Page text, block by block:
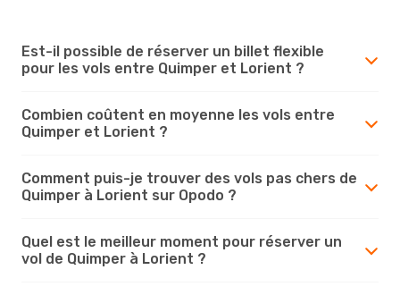
Est-il possible de réserver un billet flexible
pour les vols entre Quimper et Lorient ?
Combien coûtent en moyenne les vols entre
Quimper et Lorient ?
Comment puis-je trouver des vols pas chers de
Quimper à Lorient sur Opodo ?
Quel est le meilleur moment pour réserver un
vol de Quimper à Lorient ?